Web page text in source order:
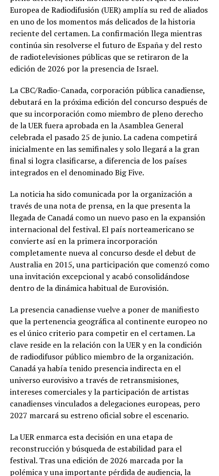
Europea de Radiodifusión (UER) amplía su red de aliados
en uno de los momentos más delicados de la historia
reciente del certamen. La confirmación llega mientras
continúa sin resolverse el futuro de España y del resto
de radiotelevisiones públicas que se retiraron de la
edición de 2026 por la presencia de Israel.
La CBC/Radio-Canada, corporación pública canadiense,
debutará en la próxima edición del concurso después de
que su incorporación como miembro de pleno derecho
de la UER fuera aprobada en la Asamblea General
celebrada el pasado 25 de junio. La cadena competirá
inicialmente en las semifinales y solo llegará a la gran
final si logra clasificarse, a diferencia de los países
integrados en el denominado Big Five.
La noticia ha sido comunicada por la organización a
través de una nota de prensa, en la que presenta la
llegada de Canadá como un nuevo paso en la expansión
internacional del festival. El país norteamericano se
convierte así en la primera incorporación
completamente nueva al concurso desde el debut de
Australia en 2015, una participación que comenzó como
una invitación excepcional y acabó consolidándose
dentro de la dinámica habitual de Eurovisión.
La presencia canadiense vuelve a poner de manifiesto
que la pertenencia geográfica al continente europeo no
es el único criterio para competir en el certamen. La
clave reside en la relación con la UER y en la condición
de radiodifusor público miembro de la organización.
Canadá ya había tenido presencia indirecta en el
universo eurovisivo a través de retransmisiones,
intereses comerciales y la participación de artistas
canadienses vinculados a delegaciones europeas, pero
2027 marcará su estreno oficial sobre el escenario.
La UER enmarca esta decisión en una etapa de
reconstrucción y búsqueda de estabilidad para el
festival. Tras una edición de 2026 marcada por la
polémica y una importante pérdida de audiencia, la